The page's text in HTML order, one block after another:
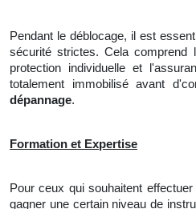
Pendant le déblocage, il est
sécurité strictes. Cela comprend
protection individuelle et
l'
totalement immobilisé avant
dépannage.
Formation et Expertise
Pour ceux qui souhaitent
gagner une certain niveau de